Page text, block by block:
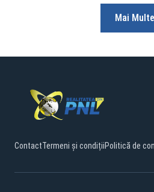
Mai Multe
ContactTermeni și condițiiPolitică de